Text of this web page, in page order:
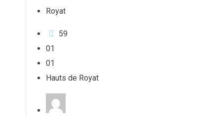
Royat
59
01
01
Hauts de Royat